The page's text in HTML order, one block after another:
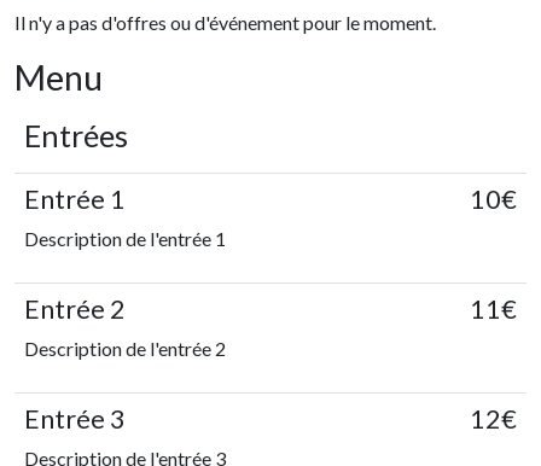
Il n'y a pas d'offres ou d'événement pour le moment.
Menu
Entrées
Entrée 1
Description de l'entrée 1
10€
Entrée 2
Description de l'entrée 2
11€
Entrée 3
Description de l'entrée 3
12€